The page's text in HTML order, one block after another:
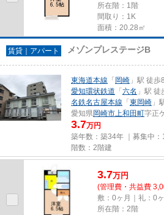
所在階：1階
間取り：1K
面積：20.28㎡
賃貸｜アパート メゾンプレステージB
東海道本線 「 岡崎 」駅 徒歩
愛知環状鉄道 「 六名 」駅
名鉄名古屋本線 「 東岡崎 」
愛知県岡崎市上和田町字正
3.7万円
築年数：築34年 ｜募集中：
階数：2階建
3.7万円
(管理費・共益費
敷：0ヶ月｜礼：0
所在階：2階